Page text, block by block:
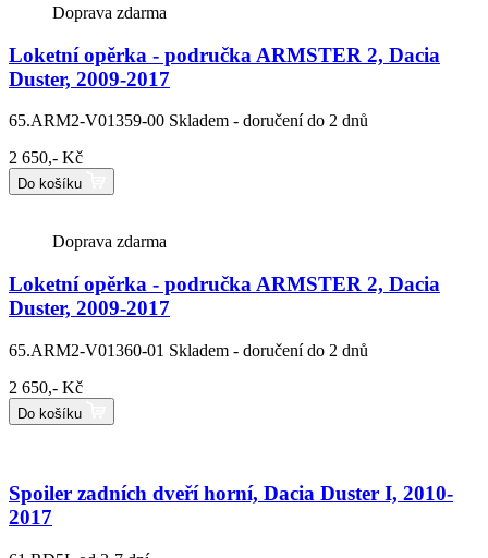
Doprava zdarma
Loketní opěrka - područka ARMSTER 2, Dacia
Duster, 2009-2017
65.ARM2-V01359-00 Skladem - doručení do 2 dnů
2 650,- Kč
Do košíku
Doprava zdarma
Loketní opěrka - područka ARMSTER 2, Dacia
Duster, 2009-2017
65.ARM2-V01360-01 Skladem - doručení do 2 dnů
2 650,- Kč
Do košíku
Spoiler zadních dveří horní, Dacia Duster I, 2010-
2017